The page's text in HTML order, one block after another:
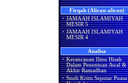
Firqah (Aliran-aliran)
· JAMAAH ISLAMIYAH
MESIR 5
· JAMAAH ISLAMIYAH
MESIR 4
Analisa
· Kerancauan Ilmu Hisab
Dalam Penentuan Awal &
Akhir Ramadhan
· Studi Kritis Seputar Puasa